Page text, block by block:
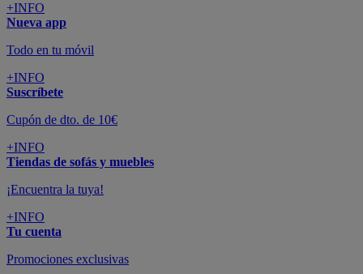
+INFO
Nueva app
Todo en tu móvil
+INFO
Suscríbete
Cupón de dto. de 10€
+INFO
Tiendas de sofás y muebles
¡Encuentra la tuya!
+INFO
Tu cuenta
Promociones exclusivas